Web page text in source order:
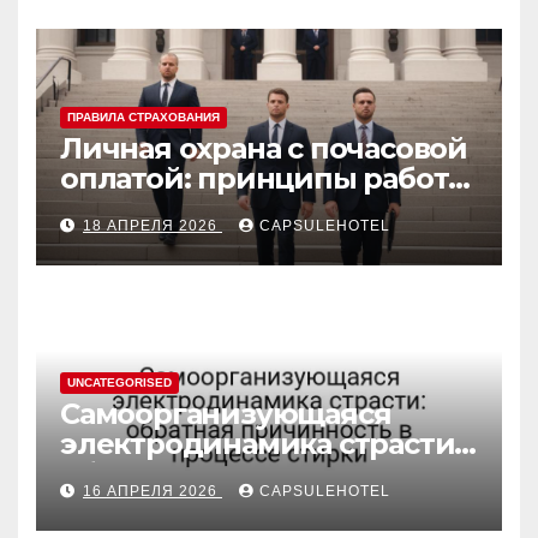
ПРАВИЛА СТРАХОВАНИЯ
Личная охрана с почасовой
оплатой: принципы работы
и правовые аспекты
18 АПРЕЛЯ 2026 CAPSULEHOTEL
UNCATEGORISED
Самоорганизующаяся
электродинамика страсти:
обратная причинность в
процессе стирки
16 АПРЕЛЯ 2026 CAPSULEHOTEL